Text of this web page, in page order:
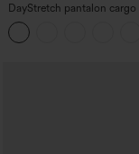
DayStretch pantalon cargo
haute, poches zippées, uni